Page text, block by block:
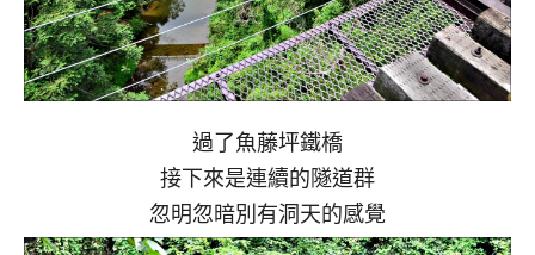
過了魚藤坪鐵橋
接下來是連續的隧道群
忽明忽暗別有洞天的感覺